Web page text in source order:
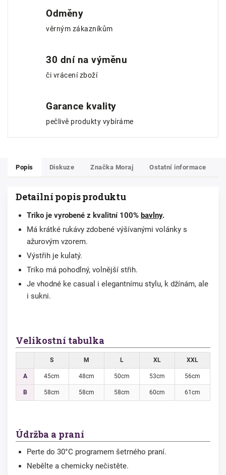
Odměny
věrným zákazníkům
30 dní na výměnu
či vrácení zboží
Garance kvality
pečlivě produkty vybíráme
Popis Diskuze Značka Moraj Ostatní informace
Detailní popis produktu
Triko je vyrobené z kvalitní 100% bavlny.
Má krátké rukávy zdobené výšívanými volánky s
ažurovým vzorem.
Výstřih je kulatý.
Triko má pohodlný, volnější střih.
Je vhodné ke casual i elegantnímu stylu, k džínám, ale
i sukni.
Velikostní tabulka
S M L XL XXL
A 45cm 48cm 50cm 53cm 56cm
B 58cm 58cm 58cm 60cm 61cm
Údržba a praní
Perte do 30°C programem šetrného praní.
Nebělte a chemicky nečistěte.